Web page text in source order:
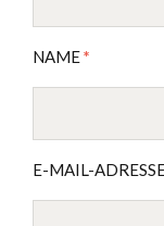
NAME*
E-MAIL-